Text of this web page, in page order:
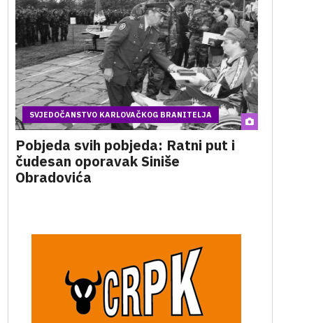
SVJEDOČANSTVO KARLOVAČKOG BRANITELJA
Pobjeda svih pobjeda: Ratni put i
čudesan oporavak Siniše
Obradovića